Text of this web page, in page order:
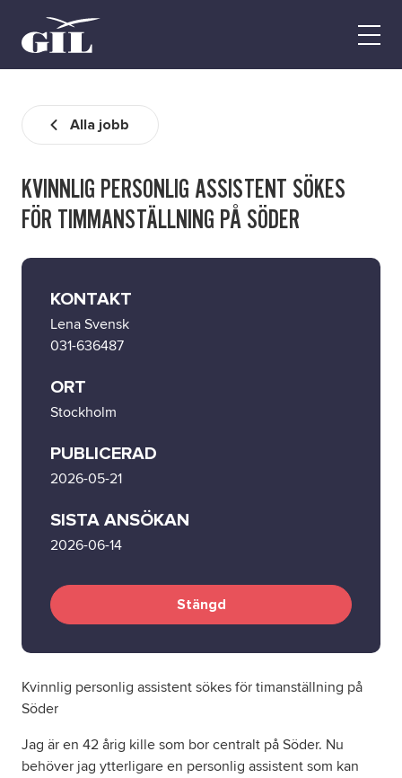
assistans
Open
Utbildningar & Event
Jobb
Kontakt
Om oss
Ordlista
FAQ
GDPR
Alla jobb
KVINNLIG PERSONLIG ASSISTENT SÖKES
FÖR TIMMANSTÄLLNING PÅ SÖDER
KONTAKT
Lena Svensk
031-636487
ORT
Stockholm
PUBLICERAD
2026-05-21
SISTA ANSÖKAN
2026-06-14
Stängd
Kvinnlig personlig assistent sökes för timanställning på
Söder
Jag är en 42 årig kille som bor centralt på Söder. Nu
behöver jag ytterligare en personlig assistent som kan